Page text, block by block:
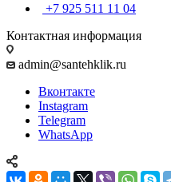
+7 925 511 11 04
Контактная информация
admin@santehklik.ru
Вконтакте
Instagram
Telegram
WhatsApp